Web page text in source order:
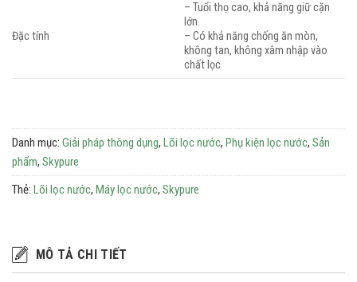
Đặc tính
– Tuổi thọ cao, khả năng giữ cặn
lớn.
– Có khả năng chống ăn mòn,
không tan, không xâm nhập vào
chất lọc
Danh mục: Giải pháp thông dụng, Lõi lọc nước, Phụ kiện lọc nước, Sản
phẩm, Skypure
Thẻ: Lõi lọc nước, Máy lọc nước, Skypure
MÔ TẢ CHI TIẾT